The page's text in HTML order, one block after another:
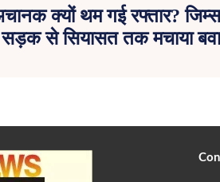
क्यों थम गई रफ्तार?
सड़क से सियासत तक मचाया